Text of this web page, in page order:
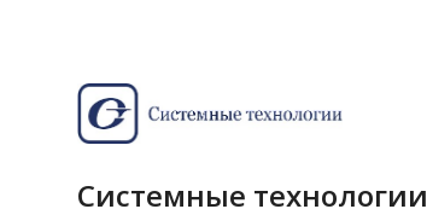
Системные технологии